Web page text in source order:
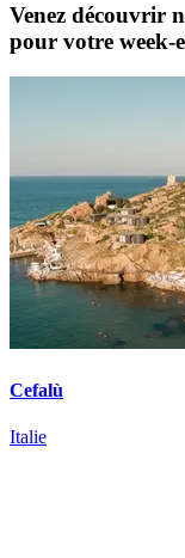
Venez découvrir
pour votre week-
Cefalù
Italie